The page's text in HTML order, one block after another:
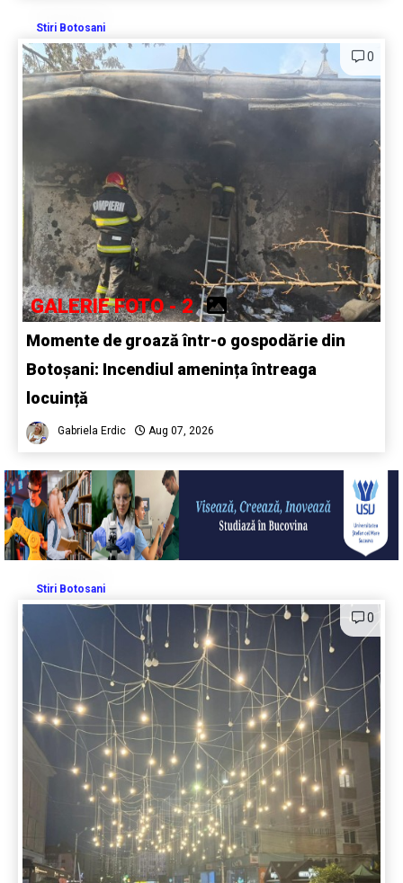
Stiri Botosani
0
GALERIE FOTO - 2
Momente de groază într-o gospodărie din
Botoșani: Incendiul amenința întreaga
locuință
Gabriela Erdic Aug 07, 2026
Stiri Botosani
0